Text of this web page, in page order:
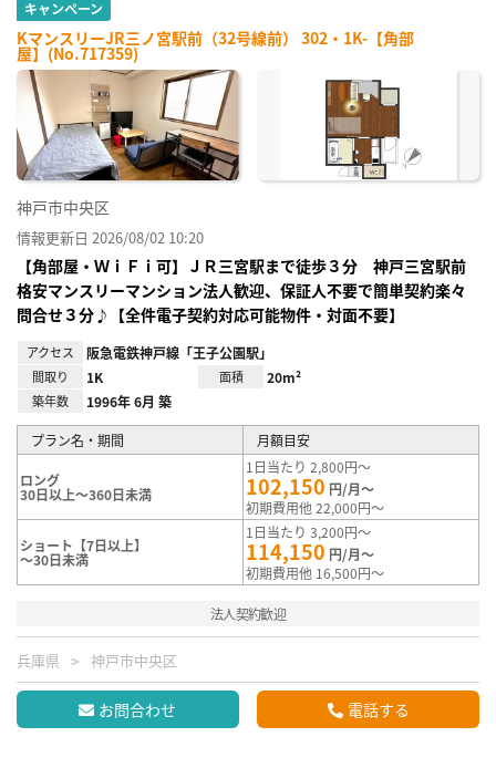
キャンペーン
KマンスリーJR三ノ宮駅前（32号線前） 302・1K-【角部
屋】(No.717359)
神戸市中央区
情報更新日 2026/08/02 10:20
【角部屋・ＷｉＦｉ可】ＪＲ三宮駅まで徒歩３分 神戸三宮駅前
格安マンスリーマンション法人歓迎、保証人不要で簡単契約楽々
問合せ３分♪【全件電子契約対応可能物件・対面不要】
アクセス 阪急電鉄神戸線「王子公園駅」
間取り 1K 面積 20m²
築年数 1996年 6月 築
プラン名・期間 月額目安
ロング
30日以上～360日未満
1日当たり 2,800円～
102,150 円/月～
初期費用他 22,000円～
ショート【7日以上】
～30日未満
1日当たり 3,200円～
114,150 円/月～
初期費用他 16,500円～
法人契約歓迎
兵庫県 神戸市中央区
お問合わせ 電話する